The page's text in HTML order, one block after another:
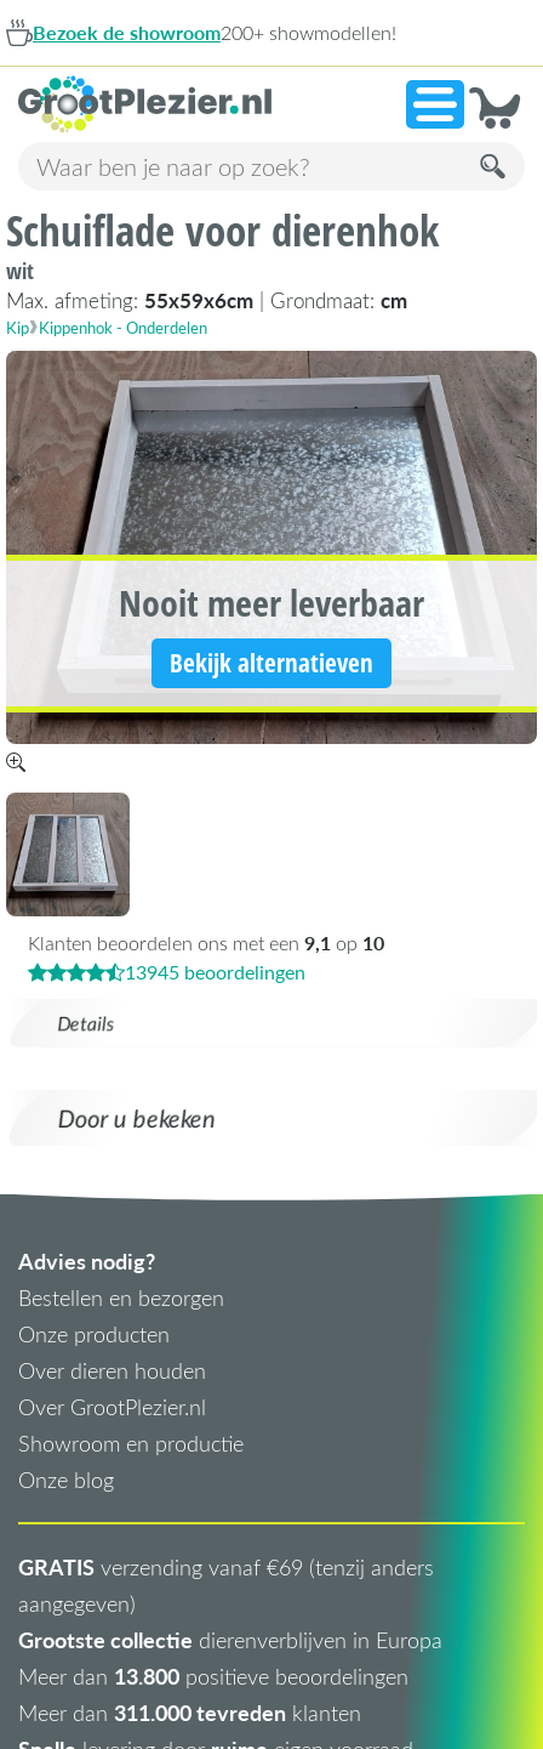
200+ showmodellen!
Schuiflade voor dierenhok
wit
Max. afmeting: 55x59x6cm | Grondmaat: cm
Kip Kippenhok - Onderdelen
Nooit meer leverbaar
Bekijk alternatieven
Details
Klanten beoordelen ons met een 9,1 op 10
13945 beoordelingen
Door u bekeken
Advies nodig?
Bestellen en bezorgen
Onze producten
Over dieren houden
Over GrootPlezier.nl
Showroom en productie
Onze blog
GRATIS verzending vanaf €69 (tenzij anders
aangegeven)
Grootste collectie dierenverblijven in Europa
Meer dan 13.800 positieve beoordelingen
Meer dan 311.000 tevreden klanten